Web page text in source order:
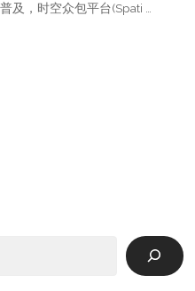
，时空众包平台(Spati …